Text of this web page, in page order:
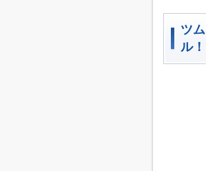
ツ
ル！